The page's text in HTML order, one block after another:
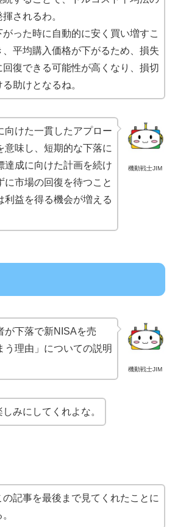
されるわ。
がった時に自動的に安く買い増すこ
、平均購入価格が下がるため、損失
回復できる可能性が高くなり、損切
る助けとなるね。
機動戦士JIM
向けた一貫したアプロー
意味し、短期的な下落に
達成に向けた計画を続け
に市場の回復を待つこと
利益を得る機会が増える
機動戦士JIM
が下落で新NISAを売
う理由」についての説明
みにしてくれよな。
の記事を最後まで見てくれたことに